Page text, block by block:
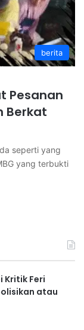
berita
Pesanan
Berkat
seperti yang
yang terbukti
Kritik Feri
atau